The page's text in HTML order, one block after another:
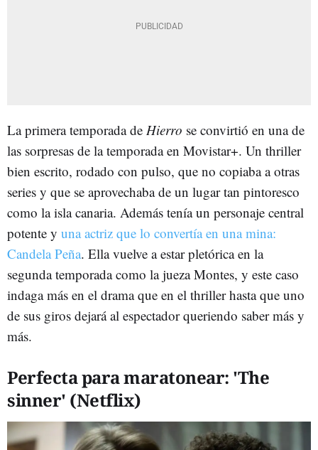
La primera temporada de Hierro se convirtió en una de
las sorpresas de la temporada en Movistar+. Un thriller
bien escrito, rodado con pulso, que no copiaba a otras
series y que se aprovechaba de un lugar tan pintoresco
como la isla canaria. Además tenía un personaje central
potente y una actriz que lo convertía en una mina:
Candela Peña. Ella vuelve a estar pletórica en la
segunda temporada como la jueza Montes, y este caso
indaga más en el drama que en el thriller hasta que uno
de sus giros dejará al espectador queriendo saber más y
más.
Perfecta para maratonear: 'The
sinner' (Netflix)